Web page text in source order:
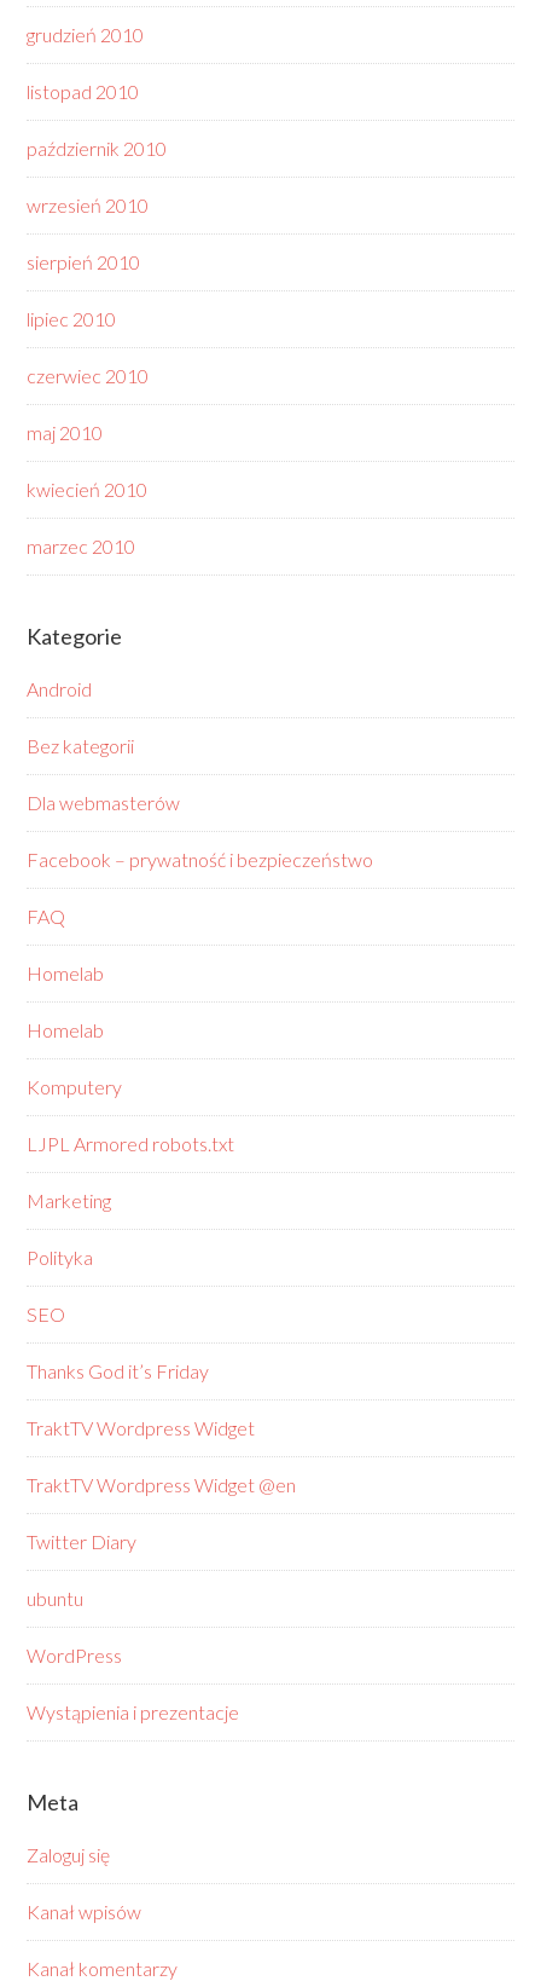
grudzień 2010
listopad 2010
październik 2010
wrzesień 2010
sierpień 2010
lipiec 2010
czerwiec 2010
maj 2010
kwiecień 2010
marzec 2010
Kategorie
Android
Bez kategorii
Dla webmasterów
Facebook – prywatność i bezpieczeństwo
FAQ
Homelab
Homelab
Komputery
LJPL Armored robots.txt
Marketing
Polityka
SEO
Thanks God it’s Friday
TraktTV Wordpress Widget
TraktTV Wordpress Widget @en
Twitter Diary
ubuntu
WordPress
Wystąpienia i prezentacje
Meta
Zaloguj się
Kanał wpisów
Kanał komentarzy